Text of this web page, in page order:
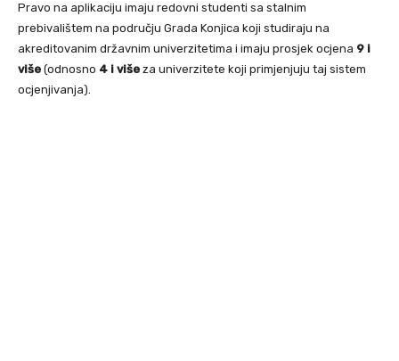
Pravo na aplikaciju imaju redovni studenti sa stalnim
prebivalištem na području Grada Konjica koji studiraju na
akreditovanim državnim univerzitetima i imaju prosjek ocjena 9 i
više (odnosno 4 i više za univerzitete koji primjenjuju taj sistem
ocjenjivanja).